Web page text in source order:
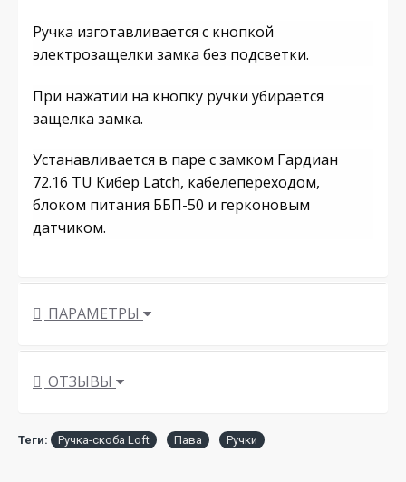
Ручка изготавливается с кнопкой
электрозащелки замка без подсветки.
При нажатии на кнопку ручки убирается
защелка замка.
Устанавливается в паре с замком Гардиан
72.16 TU Кибер Latch, кабелепереходом,
блоком питания ББП-50 и герконовым
датчиком.
ПАРАМЕТРЫ
ОТЗЫВЫ
Теги: Ручка-скоба Loft Пава Ручки